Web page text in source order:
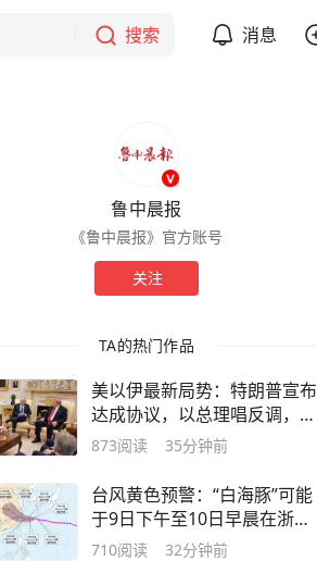
搜索 消息
鲁中晨报
《鲁中晨报》官方账号
关注
TA的热门作品
美以伊最新局势：特朗普宣布
达成协议，以总理唱反调，美
以存五方面分歧；伊朗称霍尔
闭；胡塞武装再袭击沙特油轮
873阅读 35分钟前
台风黄色预警：“白海豚”可能
于9日下午至10日早晨在浙江
到福建北部沿海地区登陆
710阅读 32分钟前